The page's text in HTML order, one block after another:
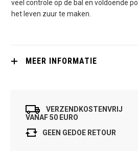
veel controle op de bal en voldoende
het leven zuur te maken.
MEER INFORMATIE
VERZENDKOSTENVRIJ
VANAF 50 EURO
GEEN GEDOE RETOUR